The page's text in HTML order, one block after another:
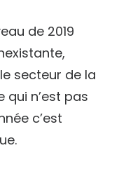
de 2019
secteur de la
qui n’est pas
c’est